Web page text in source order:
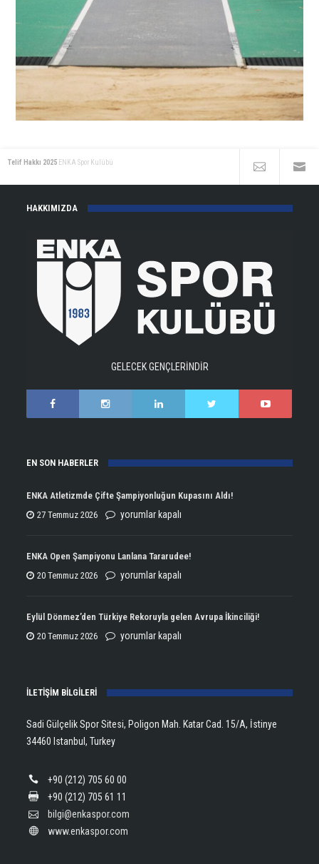
Telif Hakkı 2025 ENKA Spor Kulübü
HAKKIMIZDA
GELECEK GENÇLERİNDİR
EN SON HABERLER
ENKA Atletizmde Çifte Şampiyonluğun Kupasını Aldı!
27 Temmuz 2026
ENKA
Çifte
Şampiyonluğun
Aldı!
yorumlar kapalı
ENKA Open Şampiyonu Lanlana Tararudee!
20 Temmuz 2026
ENKA
Şampiyonu
Lanlana
yorumlar kapalı
Eylül Dönmez’den Türkiye Rekoruyla gelen Avrupa İkinciliği!
20 Temmuz 2026
Eylül
Rekoruyla
Avrupa
yorumlar kapalı
İLETİŞİM BİLGİLERİ
Sadi Gülçelik Spor Sitesi, Poligon Mah. Katar Cad. 15/A, İstinye
34460 Istanbul, Turkey
+90 (212) 705 60 00
+90 (212) 705 61 11
bilgi@enkaspor.com
www.enkaspor.com